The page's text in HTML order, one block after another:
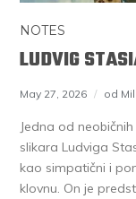
NOTES
LUDVIG
May 27, 2026 od
Jedna od
slikara Ludviga
kao simpatični i
klovnu. On je